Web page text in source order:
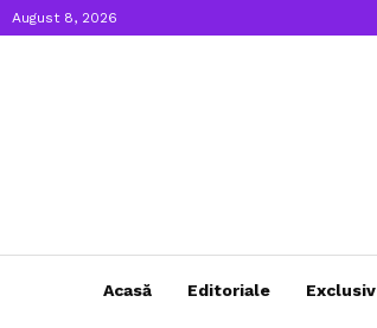
August 8, 2026
Acasă Editoriale Exclusiv